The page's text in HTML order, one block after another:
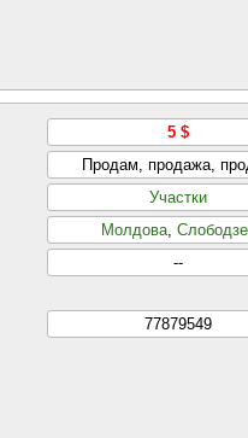
5 $
Продам, продажа,
Участки
Молдова,
--
77879549